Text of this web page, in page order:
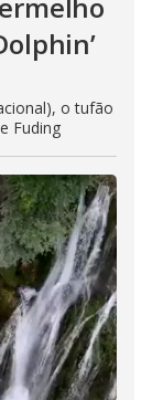
o tufão
Fuding